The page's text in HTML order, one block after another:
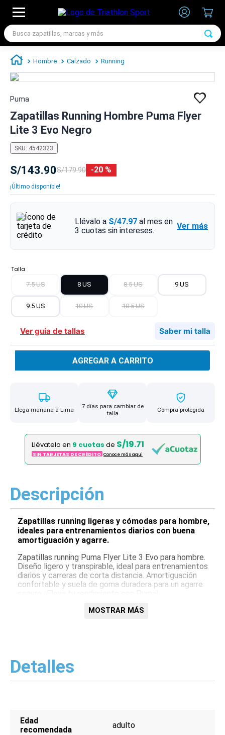
Busca zapatillas, marcas y más
Hombre Calzado Running
Puma
Zapatillas Running Hombre Puma Flyer
Lite 3 Evo Negro
SKU: 4542323
S/143.90S/179.90 20 %
¡Último disponible!
Llévalo a S/47.97 al mes en
3 cuotas sin intereses. Ver más
Talla
7.5 US 8 US 8.5 US 9 US
9.5 US 10 US 10.5 US
Ver guía de tallas Saber mi talla
AGREGAR A CARRITO
Llega mañana a Lima
7 días para cambiar de
talla
Compra protegida
Llévatelo en 9 cuotas de S/19.71
SIN TARJETAS DE CRÉDITO Conoce más aqui
Descripción
Zapatillas running ligeras y cómodas para hombre,
ideales para entrenamientos diarios con buena
amortiguación y agarre.
Zapatillas running Puma Flyer Lite 3 Evo para hombre.
Diseño ligero y transpirable, ideal para entrenamientos
diarios y carreras de corta distancia. Amortiguación
confortable y suela de goma duradera para un agarre
Logo Puma distintivo
MOSTRAR MÁS
Detalles
Edad
recomendada
adulto
4.
zapatillas adidas mujer
chimpunes
6.
zapatillas nike hombre
7. zapatillas nike mujer